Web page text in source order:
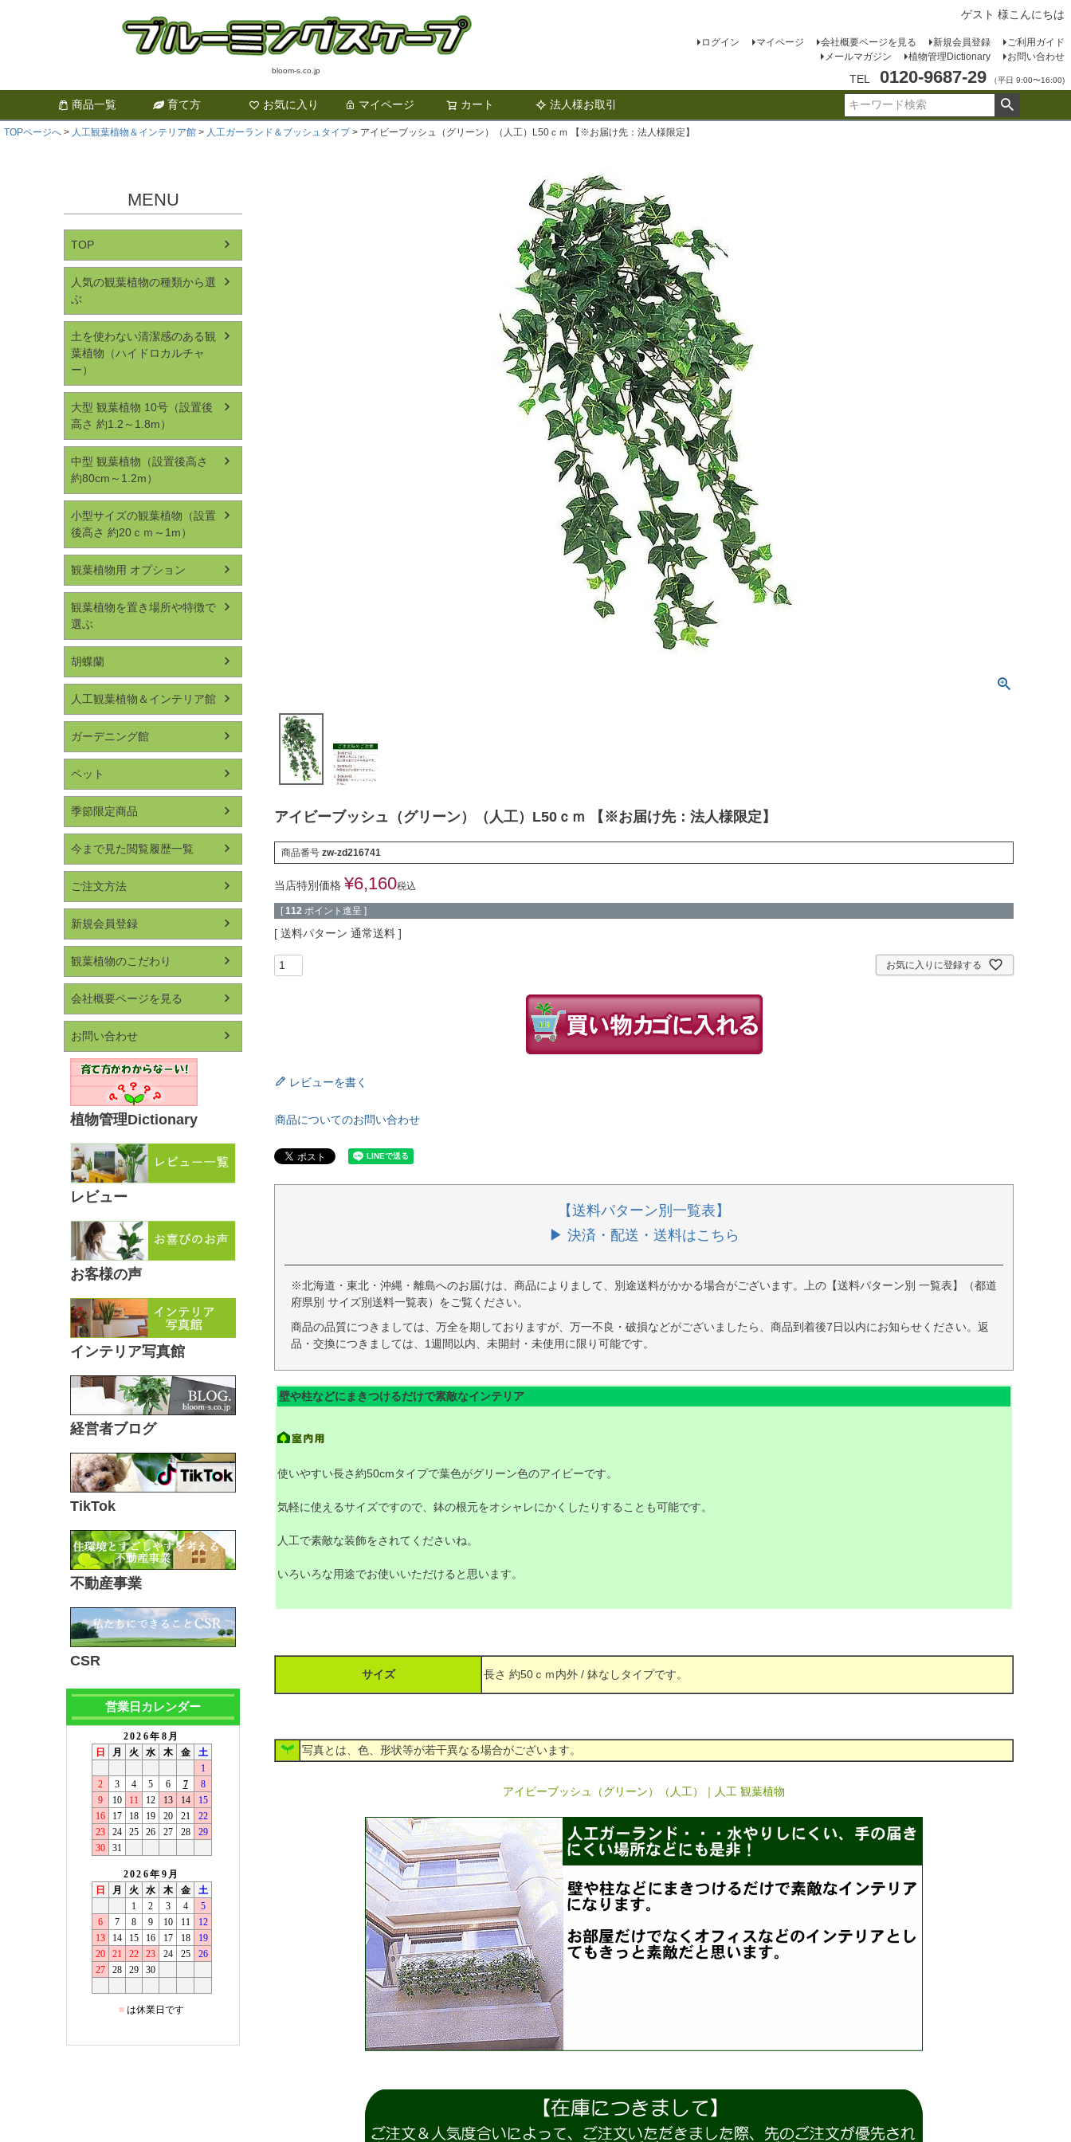
bloom-s.co.jp
ゲスト 様こんにちは
ログイン マイページ 会社概要ページを見る 新規会員登録
ご利用ガイド
メールマガジン
植物管理Dictionary お問い合わせ
TEL 0120-9687-29 （平日 9:00〜16:00)
商品一覧 育て方 お気に入り マイページ カート 法人様お取引
検索
TOPページへ 人工観葉植物＆インテリア館 人工ガーランド＆ブッシュタイプ アイビーブッシュ（グリーン）（人工）L50ｃｍ 【※お届け先：法人様限定】
MENU
TOP
人気の観葉植物の種類から選
ぶ
土を使わない清潔感のある観
葉植物（ハイドロカルチャ
ー）
大型 観葉植物 10号（設置後
高さ 約1.2～1.8m）
中型 観葉植物（設置後高さ
約80cm～1.2m）
小型サイズの観葉植物（設置
後高さ 約20ｃｍ～1m）
観葉植物用 オプション
観葉植物を置き場所や特徴で
選ぶ
胡蝶蘭
人工観葉植物＆インテリア館
ガーデニング館
ペット
季節限定商品
今まで見た閲覧履歴一覧
ご注文方法
新規会員登録
観葉植物のこだわり
会社概要ページを見る
お問い合わせ
植物管理Dictionary
レビュー
お客様の声
インテリア写真館
経営者ブログ
TikTok
不動産事業
CSR
営業日カレンダー
アイビーブッシュ（グリーン）（人工）L50ｃｍ 【※お届け先：法人様限定】
商品番号 zw-zd216741
当店特別価格 ¥6,160税込
[ 112 ポイント進呈 ]
送料パターン 通常送料
お気に入りに登録する
レビューを書く
商品についてのお問い合わせ
【送料パターン別一覧表】
▶ 決済・配送・送料はこちら
※北海道・東北・沖縄・離島へのお届けは、商品によりまして、別途送料がかかる場合がございます。上の【送料パターン別 一覧表】（都道
府県別 サイズ別送料一覧表）をご覧ください。
商品の品質につきましては、万全を期しておりますが、万一不良・破損などがございましたら、商品到着後7日以内にお知らせください。返
品・交換につきましては、1週間以内、未開封・未使用に限り可能です。
壁や柱などにまきつけるだけで素敵なインテリア
使いやすい長さ約50cmタイプで葉色がグリーン色のアイビーです。
気軽に使えるサイズですので、鉢の根元をオシャレにかくしたりすることも可能です。
人工で素敵な装飾をされてくださいね。
いろいろな用途でお使いいただけると思います。
サイズ 長さ 約50ｃｍ内外 / 鉢なしタイプです。
写真とは、色、形状等が若干異なる場合がございます。
アイビーブッシュ（グリーン）（人工）｜人工 観葉植物